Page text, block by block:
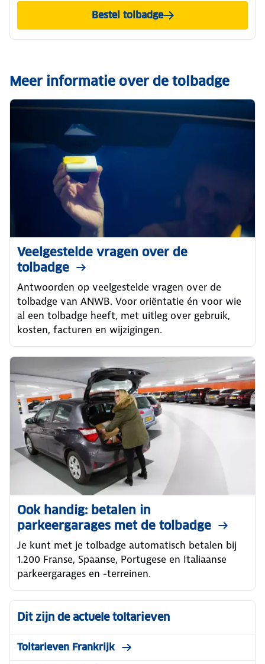
Bestel tolbadge
Meer informatie over de tolbadge
Veelgestelde vragen over de
tolbadge
Antwoorden op veelgestelde vragen over de
tolbadge van ANWB. Voor oriëntatie én voor wie
al een tolbadge heeft, met uitleg over gebruik,
kosten, facturen en wijzigingen.
Ook handig: betalen in
parkeergarages met de tolbadge
Je kunt met je tolbadge automatisch betalen bij
1.200 Franse, Spaanse, Portugese en Italiaanse
parkeergarages en -terreinen.
Dit zijn de actuele toltarieven
Toltarieven Frankrijk